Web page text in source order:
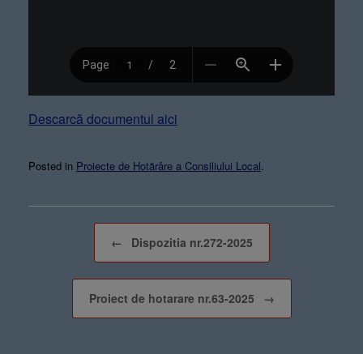
Descarcă documentul aici
Posted in Proiecte de Hotărâre a Consiliului Local.
← Dispozitia nr.272-2025
Proiect de hotarare nr.63-2025 →